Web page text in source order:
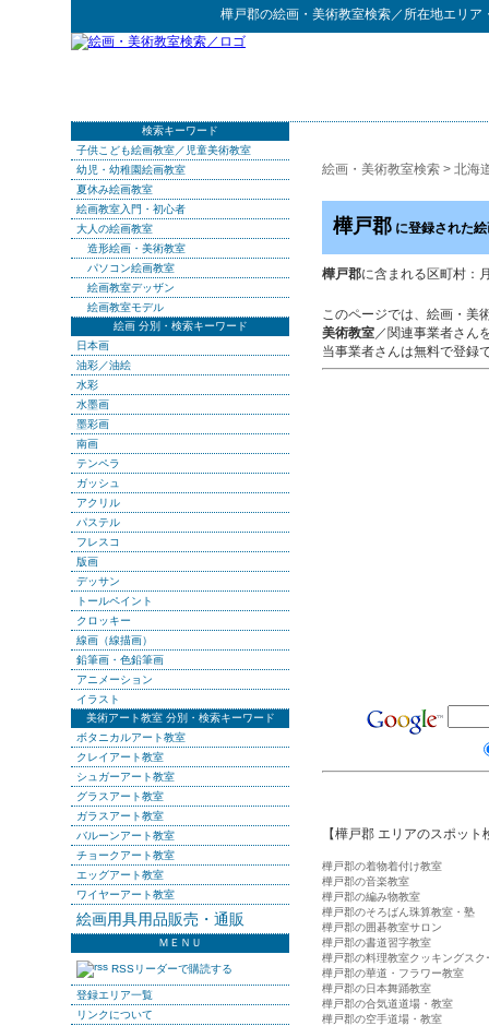
樺戸郡の絵画・美術教室検索／所在地エリア
絵画・美術教室検索 > 北海
樺戸郡 に登録された
樺戸郡に含まれる区町村：
このページでは、絵画・美
美術教室／関連事業者さん
当事業者さんは無料で登録
【樺戸郡 エリアのスポット
樺戸郡の着物着付け教室
樺戸郡の音楽教室
樺戸郡の編み物教室
樺戸郡のそろばん珠算教室・塾
樺戸郡の囲碁教室サロン
樺戸郡の書道習字教室
樺戸郡の料理教室クッキングスク
樺戸郡の華道・フラワー教室
樺戸郡の日本舞踊教室
樺戸郡の合気道道場・教室
樺戸郡の空手道場・教室
検索キーワード
子供こども絵画教室／児童美術教室
幼児・幼稚園絵画教室
夏休み絵画教室
絵画教室入門・初心者
大人の絵画教室
造形絵画・美術教室
パソコン絵画教室
絵画教室デッザン
絵画教室モデル
絵画 分別・検索キーワード
日本画
油彩／油絵
水彩
水墨画
墨彩画
南画
テンペラ
ガッシュ
アクリル
パステル
フレスコ
版画
デッサン
トールペイント
クロッキー
線画（線描画）
鉛筆画・色鉛筆画
アニメーション
イラスト
美術アート教室 分別・検索キーワード
ボタニカルアート教室
クレイアート教室
シュガーアート教室
グラスアート教室
ガラスアート教室
バルーンアート教室
チョークアート教室
エッグアート教室
ワイヤーアート教室
絵画用具用品販売・通販
ＭＥＮＵ
RSSリーダーで購読する
登録エリア一覧
リンクについて